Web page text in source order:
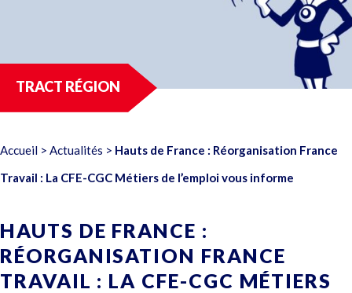
TRACT RÉGION
Accueil > Actualités > Hauts de France : Réorganisation France
Travail : La CFE-CGC Métiers de l’emploi vous informe
HAUTS DE FRANCE :
RÉORGANISATION FRANCE
TRAVAIL : LA CFE-CGC MÉTIERS